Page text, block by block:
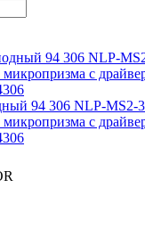
94 306 NLP-MS2-
микропризма с